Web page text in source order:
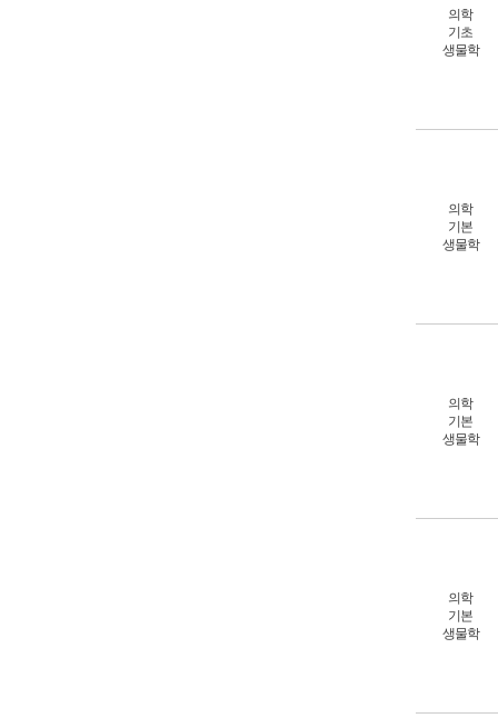
의학
기초
생물학
의학
기본
생물학
의학
기본
생물학
의학
기본
생물학